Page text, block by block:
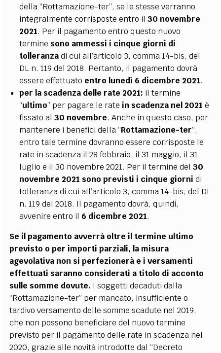
della “Rottamazione-ter”, se le stesse verranno
integralmente corrisposte entro il30 novembre
2021. Per il pagamento entro questo nuovo
termine sono ammessi i cinque giorni di
tolleranzadi cui all’articolo 3, comma 14-bis, del
DL n. 119 del 2018. Pertanto, il pagamento dovrà
essere effettuato entro lunedì 6 dicembre 2021.
per la scadenza delle rate 2021: il termine
“ultimo” per pagare le rate in scadenza nel 2021 è
fissato al30 novembre. Anche in questo caso, per
mantenere i benefici della “Rottamazione-ter”,
entro tale termine dovranno essere corrisposte le
rate in scadenza il 28 febbraio, il 31 maggio, il 31
luglio e il 30 novembre 2021. Per il termine del30
novembre 2021 sono previsti i cinque giornidi
tolleranza di cui all’articolo 3, comma 14-bis, del DL
n. 119 del 2018. Il pagamento dovrà, quindi,
avvenire entro il 6 dicembre 2021.
Se il pagamento avverrà oltre il termine ultimo
previsto o per importi parziali, la misura
agevolativa non si perfezionerà e i versamenti
effettuati saranno considerati a titolo di acconto
sulle somme dovute. I soggetti decaduti dalla
“Rottamazione-ter” per mancato, insufficiente o
tardivo versamento delle somme scadute nel 2019,
che non possono beneficiare del nuovo termine
previsto per il pagamento delle rate in scadenza nel
2020, grazie alle novità introdotte dal “Decreto